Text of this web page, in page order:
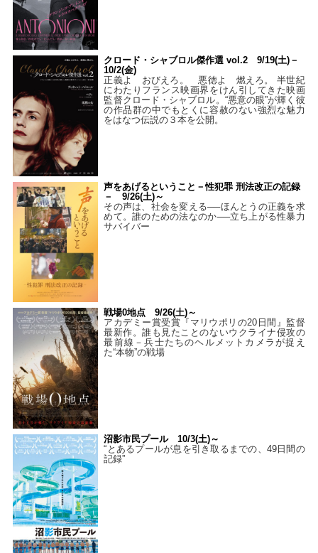
クロード・シャブロル傑作選 vol.2 9/19(土)－
10/2(金)
正義よ おびえろ。 悪徳よ 燃えろ。 半世紀
にわたりフランス映画界をけん引してきた映画
監督クロード・シャブロル。“悪意の眼”が輝く彼
の作品群の中でもとくに容赦のない強烈な魅力
をはなつ伝説の３本を公開。
声をあげるということ－性犯罪 刑法改正の記録
－ 9/26(土)～
その声は、社会を変える──ほんとうの正義を求
めて。誰のための法なのか──立ち上がる性暴力
サバイバー
戦場0地点 9/26(土)～
アカデミー賞受賞『マリウポリの20日間』監督
最新作。誰も見たことのないウクライナ侵攻の
最前線－兵士たちのヘルメットカメラが捉え
た“本物”の戦場
沼影市民プール 10/3(土)～
“とあるプールが息を引き取るまでの、49日間の
記録”